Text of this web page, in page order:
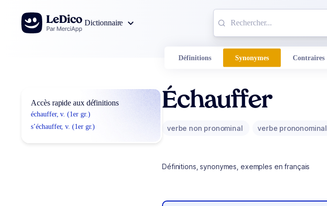
Aller au contenu
Dictionnaire
Définitions Synonymes Contraires
Accès rapide aux définitions
échauffer, v. (1er gr.)
s’échauffer, v. (1er gr.)
Échauffer
verbe non pronominal verbe prononominal
Définitions, synonymes, exemples en français